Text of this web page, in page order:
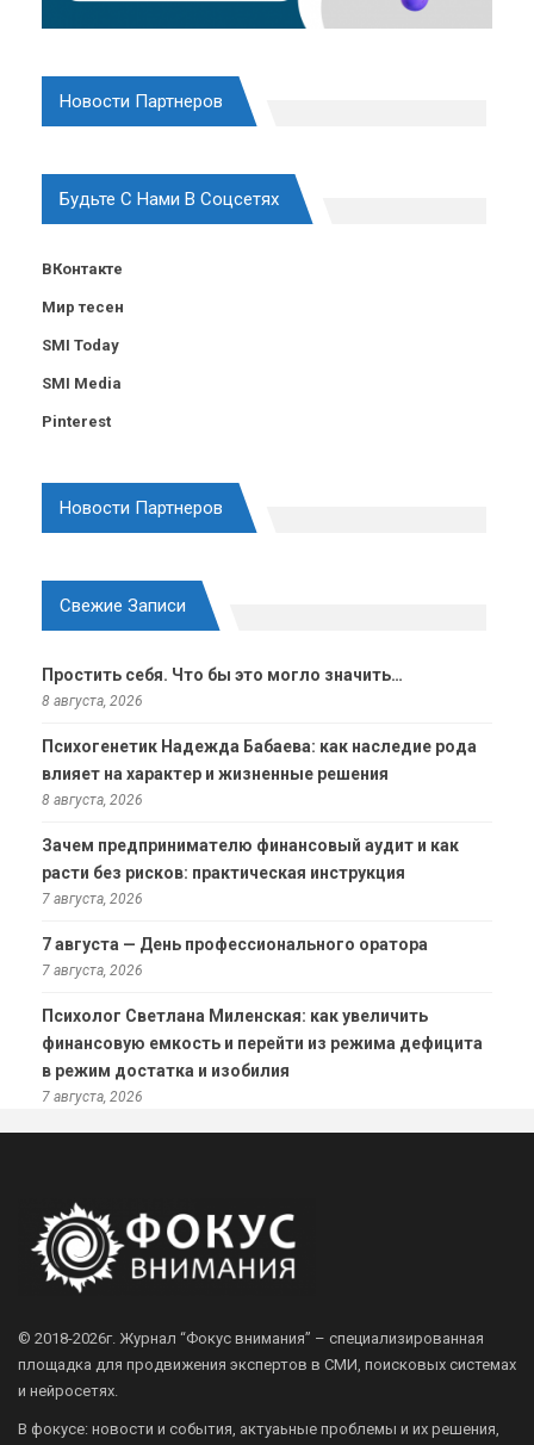
Новости Партнеров
Будьте С Нами В Соцсетях
ВКонтакте
Мир тесен
SMI Today
SMI Media
Pinterest
Новости Партнеров
Свежие Записи
Простить себя. Что бы это могло значить…
8 августа, 2026
Психогенетик Надежда Бабаева: как наследие рода
влияет на характер и жизненные решения
8 августа, 2026
Зачем предпринимателю финансовый аудит и как
расти без рисков: практическая инструкция
7 августа, 2026
7 августа — День профессионального оратора
7 августа, 2026
Психолог Светлана Миленская: как увеличить
финансовую емкость и перейти из режима дефицита
в режим достатка и изобилия
7 августа, 2026
© 2018-2026г. Журнал “Фокус внимания” – специализированная
площадка для продвижения экспертов в СМИ, поисковых системах
и нейросетях.
В фокусе: новости и события, актуаьные проблемы и их решения,